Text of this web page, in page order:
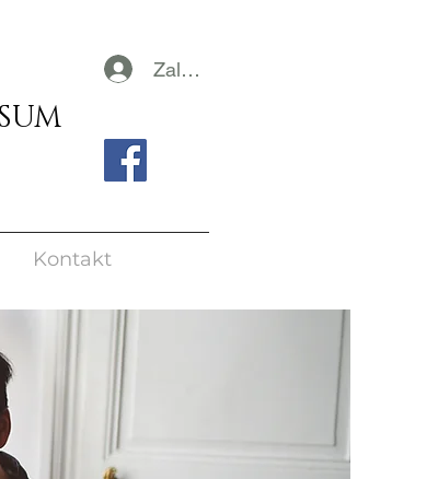
Zaloguj się
Ośrodek Psychoterapii i Rozwoju UNIWERSUM
Kontakt